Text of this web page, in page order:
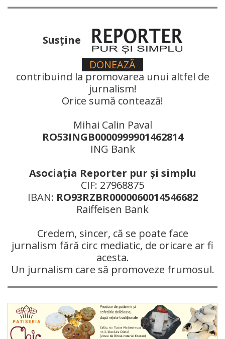
Susţine
DONEAZÃ
contribuind la promovarea unui altfel de
jurnalism!
Orice sumă contează!
Mihai Calin Paval
RO53INGB0000999901462814
ING Bank
Asociaţia Reporter pur şi simplu
CIF: 27968875
IBAN: RO93RZBR0000060014546682
Raiffeisen Bank
Credem, sincer, că se poate face
jurnalism fără circ mediatic, de oricare ar fi
acesta.
Un jurnalism care să promoveze frumosul.